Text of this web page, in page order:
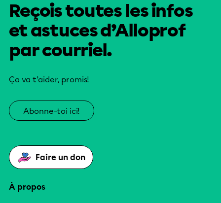
Reçois toutes les infos
et astuces d’Alloprof
par courriel.
Ça va t’aider, promis!
Abonne-toi ici!
Faire un don
À propos